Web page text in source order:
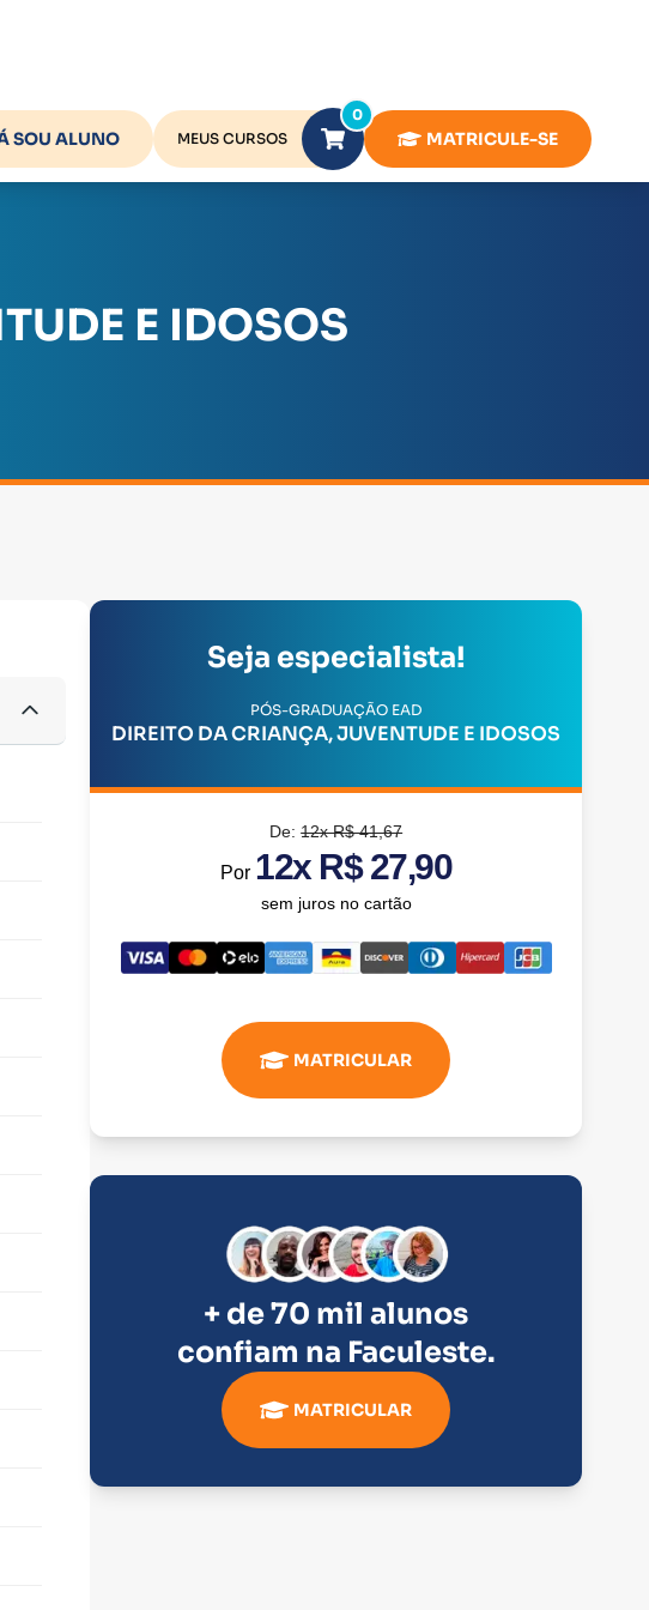
SOU ALUNO MEUS CURSOS
0
MATRICULE-SE
E IDOSOS
Seja especialista!
PÓS-GRADUAÇÃO EAD
DIREITO DA CRIANÇA, JUVENTUDE E IDOSOS
De:12x R$ 41,67
Por 12x R$ 27,90
sem juros no cartão
MATRICULAR
+ de 70 mil alunos
confiam na Faculeste.
MATRICULAR